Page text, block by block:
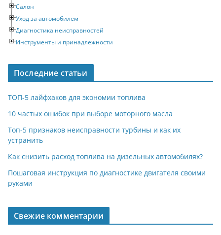
Салон
Уход за автомобилем
Диагностика неисправностей
Инструменты и принадлежности
Последние статьи
ТОП-5 лайфхаков для экономии топлива
10 частых ошибок при выборе моторного масла
Топ-5 признаков неисправности турбины и как их
устранить
Как снизить расход топлива на дизельных автомобилях?
Пошаговая инструкция по диагностике двигателя своими
руками
Свежие комментарии